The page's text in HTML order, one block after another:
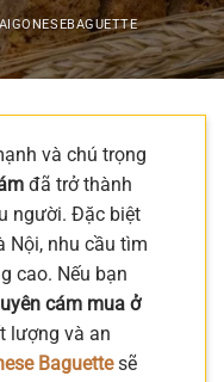
và chú trọng
đã trở thành
người. Đặc biệt
Nội, nhu cầu tìm
cao. Nếu bạn
cám mua ở
lượng và an
Baguettesẽ